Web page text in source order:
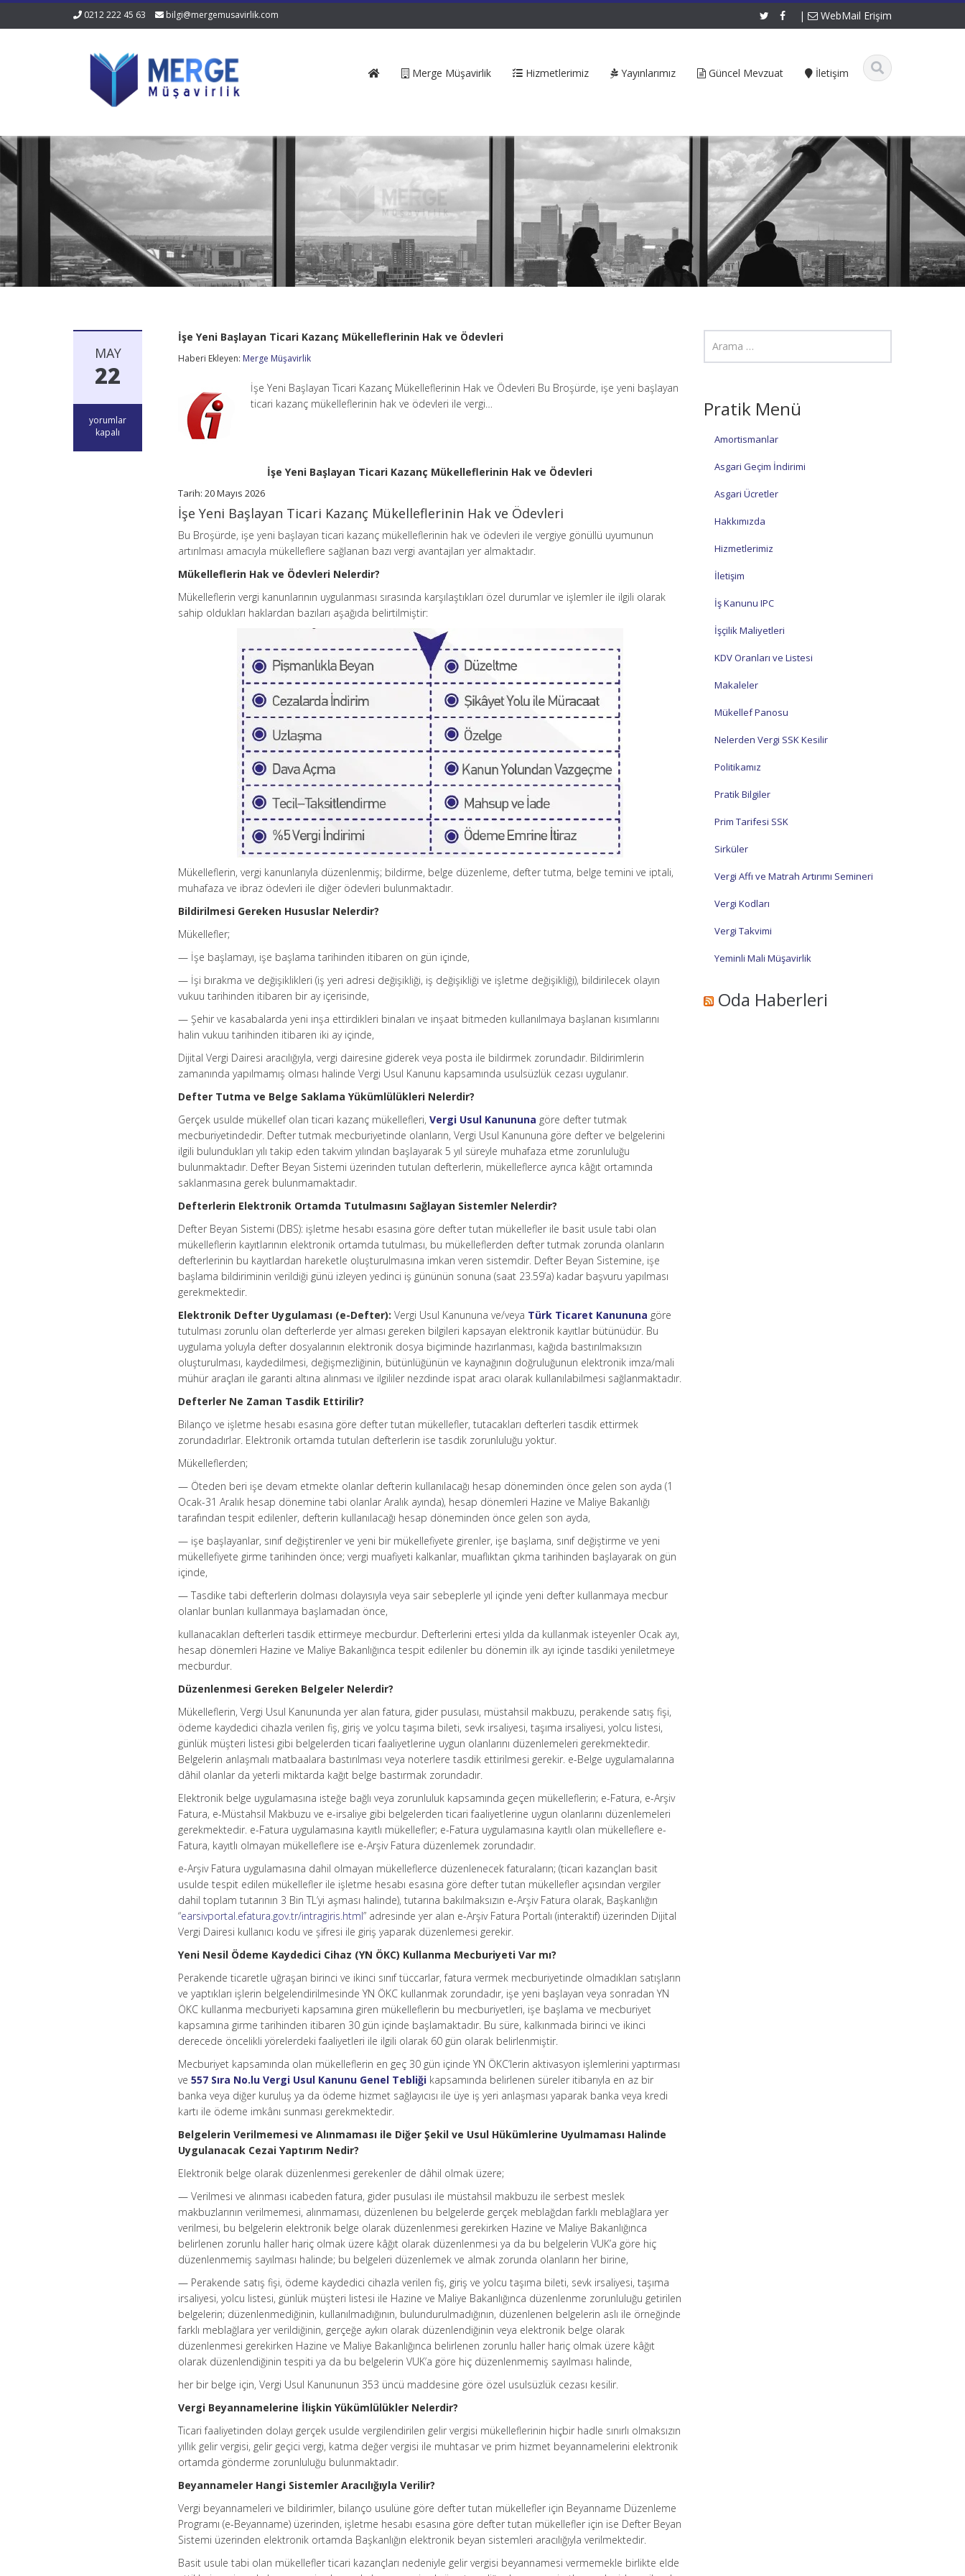
0212 222 45 63 bilgi@mergemusavirlik.com | WebMail Erişim
Merge Müşavirlik Hizmetlerimiz Yayınlarımız Güncel Mevzuat İletişim
MAY
22
İşe
Yeni
yorumlar
kapalı
İşe Yeni Başlayan Ticari Kazanç Mükelleflerinin Hak ve Ödevleri
Haberi Ekleyen: Merge Müşavirlik
İşe Yeni Başlayan Ticari Kazanç Mükelleflerinin Hak ve Ödevleri Bu Broşürde, işe yeni başlayan
ticari kazanç mükelleflerinin hak ve ödevleri ile vergi…
İşe Yeni Başlayan Ticari Kazanç Mükelleflerinin Hak ve Ödevleri
Tarih:20 Mayıs 2026
İşe Yeni Başlayan Ticari Kazanç Mükelleflerinin Hak ve Ödevleri
Bu Broşürde, işe yeni başlayan ticari kazanç mükelleflerinin hak ve ödevleri ile vergiye gönüllü uyumunun
artırılması amacıyla mükelleflere sağlanan bazı vergi avantajları yer almaktadır.
Mükelleflerin Hak ve Ödevleri Nelerdir?
Mükelleflerin vergi kanunlarının uygulanması sırasında karşılaştıkları özel durumlar ve işlemler ile ilgili olarak
sahip oldukları haklardan bazıları aşağıda belirtilmiştir:
Mükelleflerin, vergi kanunlarıyla düzenlenmiş; bildirme, belge düzenleme, defter tutma, belge temini ve iptali,
muhafaza ve ibraz ödevleri ile diğer ödevleri bulunmaktadır.
Bildirilmesi Gereken Hususlar Nelerdir?
Mükellefler;
— İşe başlamayı, işe başlama tarihinden itibaren on gün içinde,
— İşi bırakma ve değişiklikleri (iş yeri adresi değişikliği, iş değişikliği ve işletme değişikliği), bildirilecek olayın
vukuu tarihinden itibaren bir ay içerisinde,
— Şehir ve kasabalarda yeni inşa ettirdikleri binaları ve inşaat bitmeden kullanılmaya başlanan kısımlarını
halin vukuu tarihinden itibaren iki ay içinde,
Dijital Vergi Dairesi aracılığıyla, vergi dairesine giderek veya posta ile bildirmek zorundadır. Bildirimlerin
zamanında yapılmamış olması halinde Vergi Usul Kanunu kapsamında usulsüzlük cezası uygulanır.
Defter Tutma ve Belge Saklama Yükümlülükleri Nelerdir?
Gerçek usulde mükellef olan ticari kazanç mükellefleri,Vergi Usul Kanununa göre defter tutmak
mecburiyetindedir. Defter tutmak mecburiyetinde olanların, Vergi Usul Kanununa göre defter ve belgelerini
ilgili bulundukları yılı takip eden takvim yılından başlayarak 5 yıl süreyle muhafaza etme zorunluluğu
bulunmaktadır. Defter Beyan Sistemi üzerinden tutulan defterlerin, mükelleflerce ayrıca kâğıt ortamında
saklanmasına gerek bulunmamaktadır.
Defterlerin Elektronik Ortamda Tutulmasını Sağlayan Sistemler Nelerdir?
Defter Beyan Sistemi (DBS): işletme hesabı esasına göre defter tutan mükellefler ile basit usule tabi olan
mükelleflerin kayıtlarının elektronik ortamda tutulması, bu mükelleflerden defter tutmak zorunda olanların
defterlerinin bu kayıtlardan hareketle oluşturulmasına imkan veren sistemdir. Defter Beyan Sistemine, işe
başlama bildiriminin verildiği günü izleyen yedinci iş gününün sonuna (saat 23.59’a) kadar başvuru yapılması
gerekmektedir.
Elektronik Defter Uygulaması (e-Defter): Vergi Usul Kanununa ve/veya Türk Ticaret Kanununa göre
tutulması zorunlu olan defterlerde yer alması gereken bilgileri kapsayan elektronik kayıtlar bütünüdür. Bu
uygulama yoluyla defter dosyalarının elektronik dosya biçiminde hazırlanması, kağıda bastırılmaksızın
oluşturulması, kaydedilmesi, değişmezliğinin, bütünlüğünün ve kaynağının doğruluğunun elektronik imza/mali
mühür araçları ile garanti altına alınması ve ilgililer nezdinde ispat aracı olarak kullanılabilmesi sağlanmaktadır.
Defterler Ne Zaman Tasdik Ettirilir?
Bilanço ve işletme hesabı esasına göre defter tutan mükellefler, tutacakları defterleri tasdik ettirmek
zorundadırlar. Elektronik ortamda tutulan defterlerin ise tasdik zorunluluğu yoktur.
Mükelleflerden;
— Öteden beri işe devam etmekte olanlar defterin kullanılacağı hesap döneminden önce gelen son ayda (1
Ocak-31 Aralık hesap dönemine tabi olanlar Aralık ayında), hesap dönemleri Hazine ve Maliye Bakanlığı
tarafından tespit edilenler, defterin kullanılacağı hesap döneminden önce gelen son ayda,
— işe başlayanlar, sınıf değiştirenler ve yeni bir mükellefiyete girenler, işe başlama, sınıf değiştirme ve yeni
mükellefiyete girme tarihinden önce; vergi muafiyeti kalkanlar, muaflıktan çıkma tarihinden başlayarak on gün
içinde,
— Tasdike tabi defterlerin dolması dolayısıyla veya sair sebeplerle yıl içinde yeni defter kullanmaya mecbur
olanlar bunları kullanmaya başlamadan önce,
kullanacakları defterleri tasdik ettirmeye mecburdur. Defterlerini ertesi yılda da kullanmak isteyenler Ocak ayı,
hesap dönemleri Hazine ve Maliye Bakanlığınca tespit edilenler bu dönemin ilk ayı içinde tasdiki yeniletmeye
mecburdur.
Düzenlenmesi Gereken Belgeler Nelerdir?
Mükelleflerin, Vergi Usul Kanununda yer alan fatura, gider pusulası, müstahsil makbuzu, perakende satış fişi,
ödeme kaydedici cihazla verilen fiş, giriş ve yolcu taşıma bileti, sevk irsaliyesi, taşıma irsaliyesi, yolcu listesi,
günlük müşteri listesi gibi belgelerden ticari faaliyetlerine uygun olanlarını düzenlemeleri gerekmektedir.
Belgelerin anlaşmalı matbaalara bastırılması veya noterlere tasdik ettirilmesi gerekir. e-Belge uygulamalarına
dâhil olanlar da yeterli miktarda kağıt belge bastırmak zorundadır.
Elektronik belge uygulamasına isteğe bağlı veya zorunluluk kapsamında geçen mükelleflerin; e-Fatura, e-Arşiv
Fatura, e-Müstahsil Makbuzu ve e-irsaliye gibi belgelerden ticari faaliyetlerine uygun olanlarını düzenlemeleri
gerekmektedir. e-Fatura uygulamasına kayıtlı mükellefler; e-Fatura uygulamasına kayıtlı olan mükelleflere e-
Fatura, kayıtlı olmayan mükelleflere ise e-Arşiv Fatura düzenlemek zorundadır.
e-Arşiv Fatura uygulamasına dahil olmayan mükelleflerce düzenlenecek faturaların; (ticari kazançları basit
usulde tespit edilen mükellefler ile işletme hesabı esasına göre defter tutan mükellefler açısından vergiler
dahil toplam tutarının 3 Bin TL’yi aşması halinde), tutarına bakılmaksızın e-Arşiv Fatura olarak, Başkanlığın
“earsivportal.efatura.gov.tr/intragiris.html” adresinde yer alan e-Arşiv Fatura Portalı (interaktif) üzerinden Dijital
Vergi Dairesi kullanıcı kodu ve şifresi ile giriş yaparak düzenlemesi gerekir.
Yeni Nesil Ödeme Kaydedici Cihaz (YN ÖKC) Kullanma Mecburiyeti Var mı?
Perakende ticaretle uğraşan birinci ve ikinci sınıf tüccarlar, fatura vermek mecburiyetinde olmadıkları satışların
ve yaptıkları işlerin belgelendirilmesinde YN ÖKC kullanmak zorundadır, işe yeni başlayan veya sonradan YN
ÖKC kullanma mecburiyeti kapsamına giren mükelleflerin bu mecburiyetleri, işe başlama ve mecburiyet
kapsamına girme tarihinden itibaren 30 gün içinde başlamaktadır. Bu süre, kalkınmada birinci ve ikinci
derecede öncelikli yörelerdeki faaliyetleri ile ilgili olarak 60 gün olarak belirlenmiştir.
Mecburiyet kapsamında olan mükelleflerin en geç 30 gün içinde YN ÖKC’lerin aktivasyon işlemlerini yaptırması
ve557 Sıra No.lu Vergi Usul Kanunu Genel Tebliği kapsamında belirlenen süreler itibarıyla en az bir
banka veya diğer kuruluş ya da ödeme hizmet sağlayıcısı ile üye iş yeri anlaşması yaparak banka veya kredi
kartı ile ödeme imkânı sunması gerekmektedir.
Belgelerin Verilmemesi ve Alınmaması ile Diğer Şekil ve Usul Hükümlerine Uyulmaması Halinde
Uygulanacak Cezai Yaptırım Nedir?
Elektronik belge olarak düzenlenmesi gerekenler de dâhil olmak üzere;
— Verilmesi ve alınması icabeden fatura, gider pusulası ile müstahsil makbuzu ile serbest meslek
makbuzlarının verilmemesi, alınmaması, düzenlenen bu belgelerde gerçek meblağdan farklı meblağlara yer
verilmesi, bu belgelerin elektronik belge olarak düzenlenmesi gerekirken Hazine ve Maliye Bakanlığınca
belirlenen zorunlu haller hariç olmak üzere kâğıt olarak düzenlenmesi ya da bu belgelerin VUK’a göre hiç
düzenlenmemiş sayılması halinde; bu belgeleri düzenlemek ve almak zorunda olanların her birine,
— Perakende satış fişi, ödeme kaydedici cihazla verilen fiş, giriş ve yolcu taşıma bileti, sevk irsaliyesi, taşıma
irsaliyesi, yolcu listesi, günlük müşteri listesi ile Hazine ve Maliye Bakanlığınca düzenlenme zorunluluğu getirilen
belgelerin; düzenlenmediğinin, kullanılmadığının, bulundurulmadığının, düzenlenen belgelerin aslı ile örneğinde
farklı meblağlara yer verildiğinin, gerçeğe aykırı olarak düzenlendiğinin veya elektronik belge olarak
düzenlenmesi gerekirken Hazine ve Maliye Bakanlığınca belirlenen zorunlu haller hariç olmak üzere kâğıt
olarak düzenlendiğinin tespiti ya da bu belgelerin VUK’a göre hiç düzenlenmemiş sayılması halinde,
her bir belge için, Vergi Usul Kanununun 353 üncü maddesine göre özel usulsüzlük cezası kesilir.
Vergi Beyannamelerine İlişkin Yükümlülükler Nelerdir?
Ticari faaliyetinden dolayı gerçek usulde vergilendirilen gelir vergisi mükelleflerinin hiçbir hadle sınırlı olmaksızın
yıllık gelir vergisi, gelir geçici vergi, katma değer vergisi ile muhtasar ve prim hizmet beyannamelerini elektronik
ortamda gönderme zorunluluğu bulunmaktadır.
Beyannameler Hangi Sistemler Aracılığıyla Verilir?
Vergi beyannameleri ve bildirimler, bilanço usulüne göre defter tutan mükellefler için Beyanname Düzenleme
Programı (e-Beyanname) üzerinden, işletme hesabı esasına göre defter tutan mükellefler için ise Defter Beyan
Sistemi üzerinden elektronik ortamda Başkanlığın elektronik beyan sistemleri aracılığıyla verilmektedir.
Basit usule tabi olan mükellefler ticari kazançları nedeniyle gelir vergisi beyannamesi vermemekle birlikte elde
Pratik Menü
Amortismanlar
Asgari Geçim İndirimi
Asgari Ücretler
Hakkımızda
Hizmetlerimiz
İletişim
İş Kanunu IPC
İşçilik Maliyetleri
KDV Oranları ve Listesi
Makaleler
Mükellef Panosu
Nelerden Vergi SSK Kesilir
Politikamız
Pratik Bilgiler
Prim Tarifesi SSK
Sirküler
Vergi Affı ve Matrah Artırımı Semineri
Vergi Kodları
Vergi Takvimi
Yeminli Mali Müşavirlik
Oda Haberleri